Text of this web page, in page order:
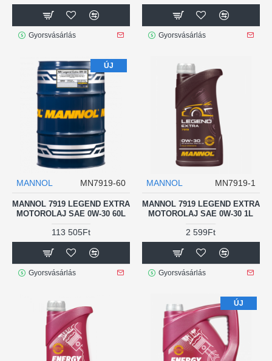
Gyorsvásárlás Gyorsvásárlás
ÚJ
MANNOL MN7919-60
MANNOL 7919 LEGEND EXTRA
MOTOROLAJ SAE 0W-30 60L
113 505Ft
Gyorsvásárlás
MANNOL MN7919-1
MANNOL 7919 LEGEND EXTRA
MOTOROLAJ SAE 0W-30 1L
2 599Ft
Gyorsvásárlás
ÚJ